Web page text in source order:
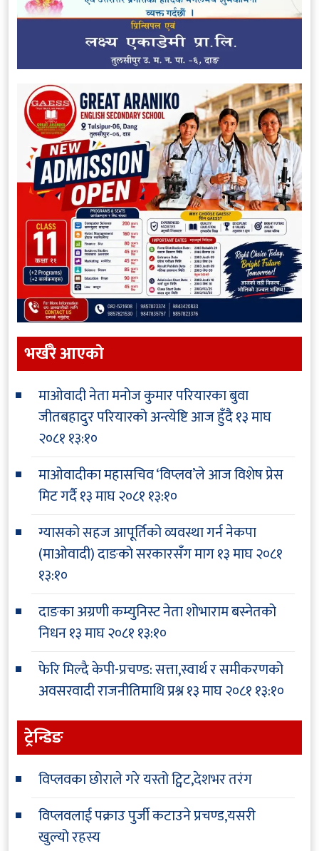
भर्खरै आएकाे
माओवादी नेता मनोज कुमार परियारका बुवा
जीतबहादुर परियारको अन्त्येष्टि आज हुँदै१३ माघ
२०८१ १३:१०
माओवादीका महासचिव ‘विप्लव’ले आज विशेष प्रेस
मिट गर्दै१३ माघ २०८१ १३:१०
ग्यासको सहज आपूर्तिको व्यवस्था गर्न नेकपा
(माओवादी) दाङको सरकारसँग माग१३ माघ २०८१
१३:१०
दाङका अग्रणी कम्युनिस्ट नेता शोभाराम बस्नेतको
निधन१३ माघ २०८१ १३:१०
फेरि मिल्दै केपी-प्रचण्ड: सत्ता,स्वार्थ र समीकरणको
अवसरवादी राजनीतिमाथि प्रश्न१३ माघ २०८१ १३:१०
ट्रेन्डिङ
विप्लवका छोराले गरे यस्तो ट्विट,देशभर तरंग
विप्लवलाई पक्राउ पुर्जी कटाउने प्रचण्ड,यसरी
खुल्यो रहस्य